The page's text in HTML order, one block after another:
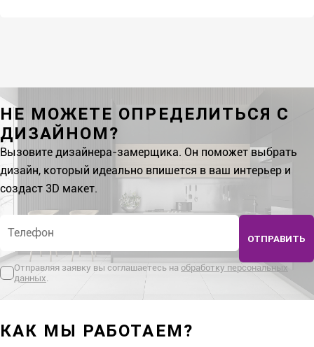
НЕ МОЖЕТЕ ОПРЕДЕЛИТЬСЯ С
ДИЗАЙНОМ?
Вызовите дизайнера-замерщика. Он поможет выбрать
дизайн, который идеально впишется в ваш интерьер и
создаст 3D макет.
Отправляя заявку вы соглашаетесь на обработку персональных
данных.
ОТПРАВИТЬ
КАК МЫ РАБОТАЕМ?